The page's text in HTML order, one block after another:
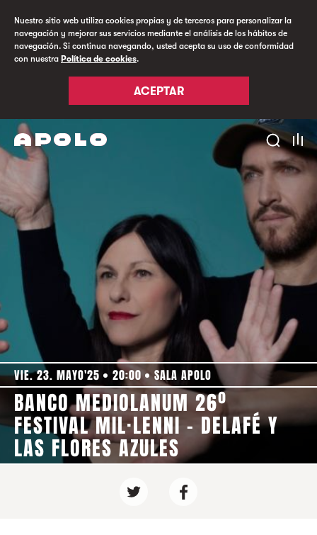
Nuestro sitio web utiliza cookies propias y de terceros para personalizar la
navegación y mejorar sus servicios mediante el análisis de los hábitos de
navegación. Si continua navegando, usted acepta su uso de conformidad
con nuestra Política de cookies.
ACEPTAR
VIE. 23. MAYO'25 20:00 SALA APOLO
BANCO MEDIOLANUM 26º
FESTIVAL MIL·LENNI - DELAFÉ Y
LAS FLORES AZULES